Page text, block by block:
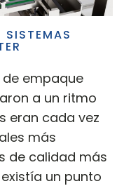
SISTEMAS
de empaque
a un ritmo
eran cada vez
más
de calidad más
un punto